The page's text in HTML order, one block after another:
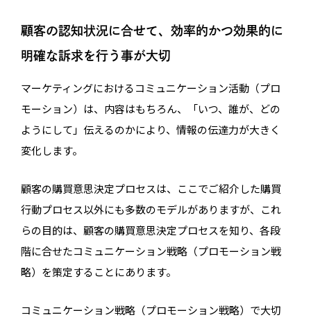
顧客の認知状況に合せて、効率的かつ効果的に
明確な訴求を行う事が大切
マーケティングにおけるコミュニケーション活動（プロ
モーション）は、内容はもちろん、「いつ、誰が、どの
ようにして」伝えるのかにより、情報の伝達力が大きく
変化します。
顧客の購買意思決定プロセスは、ここでご紹介した購買
行動プロセス以外にも多数のモデルがありますが、これ
らの目的は、顧客の購買意思決定プロセスを知り、各段
階に合せたコミュニケーション戦略（プロモーション戦
略）を策定することにあります。
コミュニケーション戦略（プロモーション戦略）で大切